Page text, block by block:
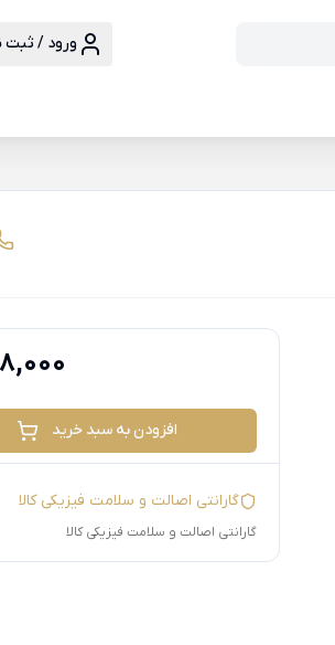
ورود / ثبت
افزودن به سبد خرید
گارانتی اصالت و سلامت فیزیکی کالا
گارانتی اصالت و سلامت فیزیکی کالا